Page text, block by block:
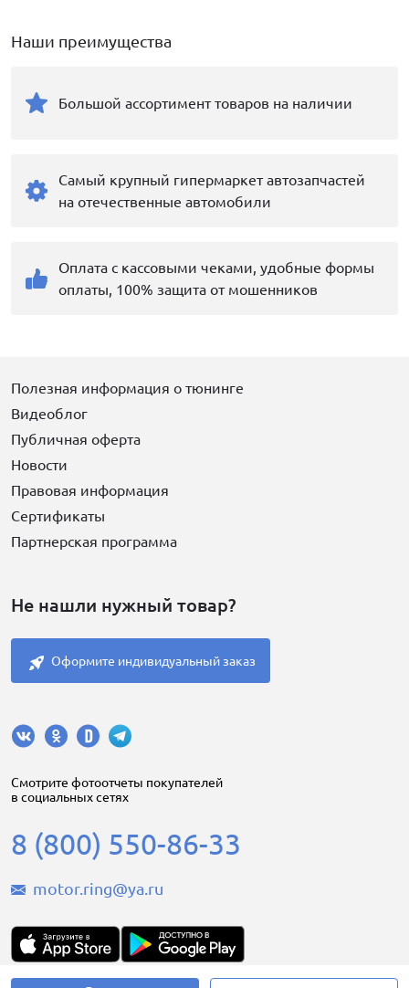
Наши преимущества
Большой ассортимент товаров на наличии
Самый крупный гипермаркет автозапчастей
на отечественные автомобили
Оплата с кассовыми чеками, удобные формы
оплаты, 100% защита от мошенников
Полезная информация о тюнинге
Видеоблог
Публичная оферта
Новости
Правовая информация
Сертификаты
Партнерская программа
Не нашли нужный товар?
Оформите индивидуальный заказ
Cмотрите фотоотчеты покупателей
в социальных сетях
8 (800) 550-86-33
motor.ring@ya.ru